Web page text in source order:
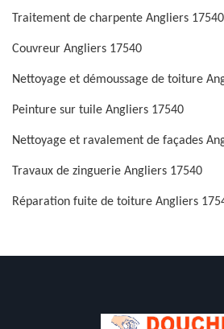
Traitement de charpente Angliers 17540
Couvreur Angliers 17540
Nettoyage et démoussage de toiture
Peinture sur tuile Angliers 17540
Nettoyage et ravalement de façades
Travaux de zinguerie Angliers 17540
Réparation fuite de toiture Angliers